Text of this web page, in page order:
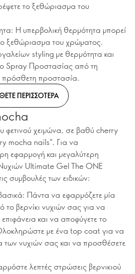
το ξεθώριασμα του
Η υπερβολική θερμότητα μπορεί
ξεθώριασμα του χρώματος.
styling με θερμότητα και
Spray Προστασίας από τη
προστασία.
ΠΕΡΙΣΣΟΤΕΡΑ
φετινού χειμώνα, σε βαθύ cherry
mocha nails". Για να
εφαρμογή και μεγαλύτερη
Νυχιών Ultimate Gel The ONE
συμβουλές των ειδικών:
Πάντα να εφαρμόζετε μία
βερνίκι νυχιών σας για να
και να αποφύγετε το
με ένα top coat για να
των νυχιών σας και να προσθέσετε
λεπτές στρώσεις βερνικιού